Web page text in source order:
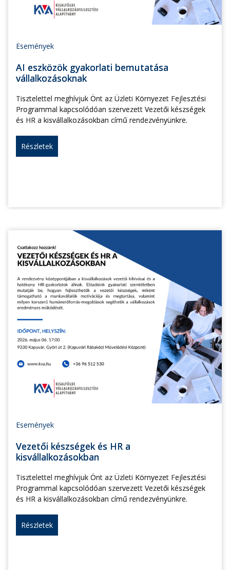
Események
AI eszközök gyakorlati bemutatása
vállalkozásoknak
Tisztelettel meghívjuk Önt az Üzleti Környezet Fejlesztési
Programmal kapcsolódóan szervezett Vezetői készségek
és HR a kisvállalkozásokban című rendezvényünkre.
Részletek
Események
Vezetői készségek és HR a
kisvállalkozásokban
Tisztelettel meghívjuk Önt az Üzleti Környezet Fejlesztési
Programmal kapcsolódóan szervezett Vezetői készségek
és HR a kisvállalkozásokban című rendezvényünkre.
Részletek